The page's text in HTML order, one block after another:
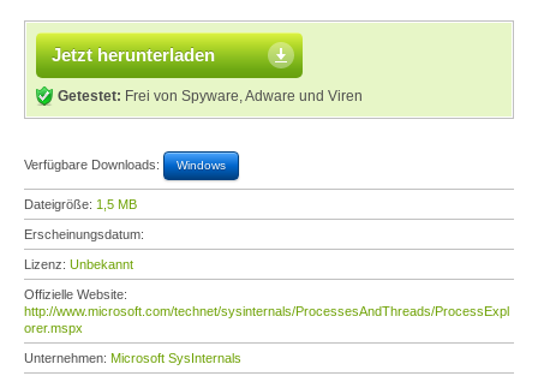
Jetzt herunterladen
Getestet: Frei von Spyware, Adware und Viren
Verfügbare Downloads: Windows
Dateigröße: 1,5 MB
Erscheinungsdatum:
Lizenz: Unbekannt
Offizielle Website:
http://www.microsoft.com/technet/sysinternals/ProcessesAndThreads/ProcessExpl
orer.mspx
Unternehmen: Microsoft SysInternals